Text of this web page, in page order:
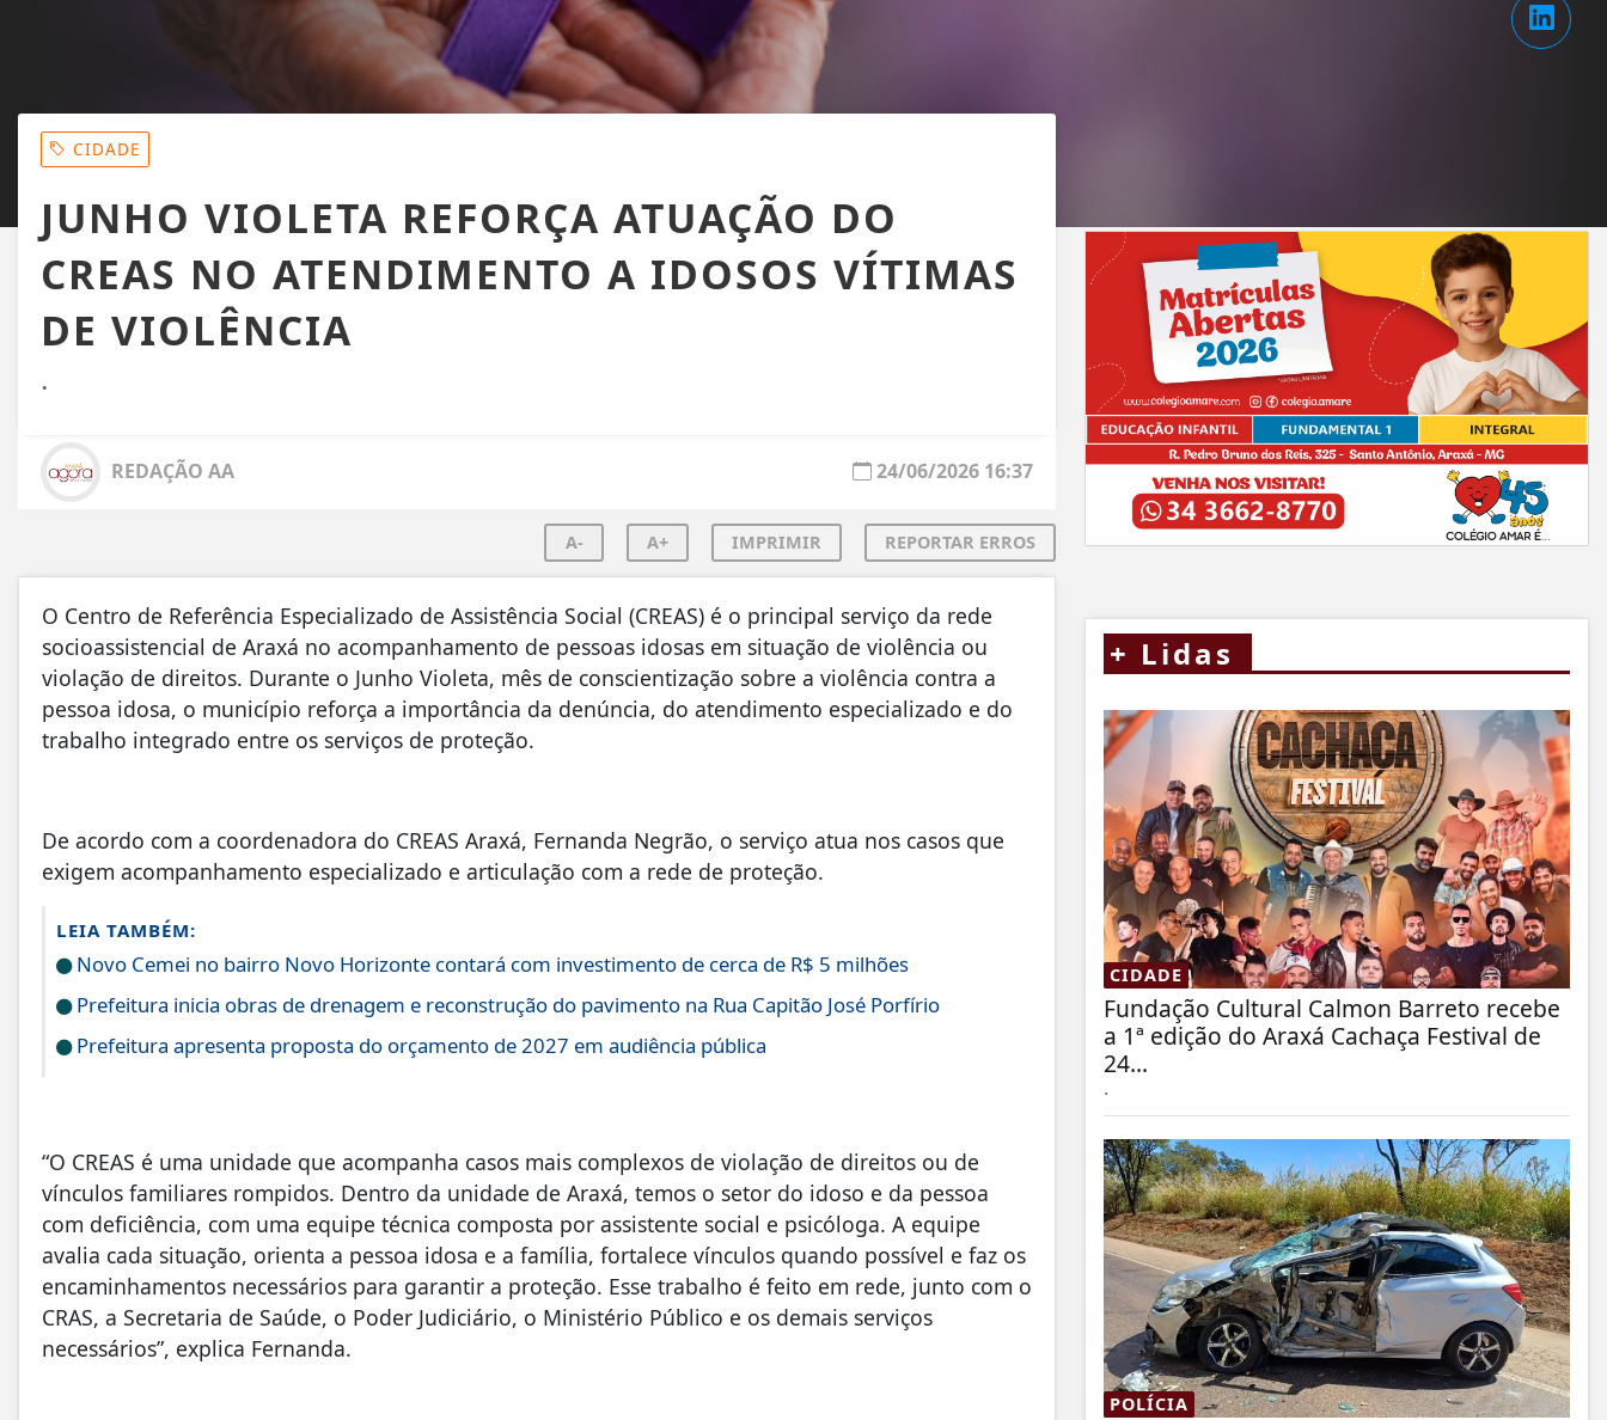
CIDADE
JUNHO VIOLETA REFORÇA ATUAÇÃO DO
CREAS NO ATENDIMENTO A IDOSOS VÍTIMAS
DE VIOLÊNCIA
.
REDAÇÃO AA 24/06/2026 16:37
A- A+ IMPRIMIR REPORTAR ERROS
O Centro de Referência Especializado de Assistência Social (CREAS) é o principal serviço da rede
socioassistencial de Araxá no acompanhamento de pessoas idosas em situação de violência ou
violação de direitos. Durante o Junho Violeta, mês de conscientização sobre a violência contra a
pessoa idosa, o município reforça a importância da denúncia, do atendimento especializado e do
trabalho integrado entre os serviços de proteção.
De acordo com a coordenadora do CREAS Araxá, Fernanda Negrão, o serviço atua nos casos que
exigem acompanhamento especializado e articulação com a rede de proteção.
LEIA TAMBÉM:
Novo Cemei no bairro Novo Horizonte contará com investimento de cerca de R$ 5 milhões
Prefeitura inicia obras de drenagem e reconstrução do pavimento na Rua Capitão José Porfírio
Prefeitura apresenta proposta do orçamento de 2027 em audiência pública
“O CREAS é uma unidade que acompanha casos mais complexos de violação de direitos ou de
vínculos familiares rompidos. Dentro da unidade de Araxá, temos o setor do idoso e da pessoa
com deficiência, com uma equipe técnica composta por assistente social e psicóloga. A equipe
avalia cada situação, orienta a pessoa idosa e a família, fortalece vínculos quando possível e faz os
encaminhamentos necessários para garantir a proteção. Esse trabalho é feito em rede, junto com o
CRAS, a Secretaria de Saúde, o Poder Judiciário, o Ministério Público e os demais serviços
necessários”, explica Fernanda.
+ Lidas
CIDADE
Fundação Cultural Calmon Barreto recebe
a 1ª edição do Araxá Cachaça Festival de
24...
.
POLÍCIA